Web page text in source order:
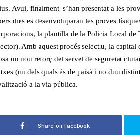
Avui, finalment, s’han presentat a les
dies es desenvoluparan les proves
la plantilla de la Policia Local de
Amb aquest procés selectiu, la
un nou reforç del servei de seguretat
(un dels quals és de paisà i no duu
a la via pública.
Share on Facebook